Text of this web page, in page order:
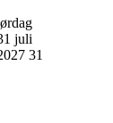
juli
31